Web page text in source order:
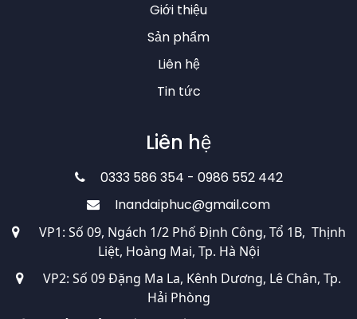
Giới thiệu
Sản phẩm
Liên hệ
Tin tức
Liên hệ
0333 586 354 - 0986 552 442
Inandaiphuc@gmail.com
VP1: Số 09, Ngách 1/2 Phố Định Công, Tổ 1B, Thịnh
Liệt, Hoàng Mai, Tp. Hà Nội
VP2: Số 09 Đặng Ma La, Kênh Dương, Lê Chân, Tp.
Hải Phòng